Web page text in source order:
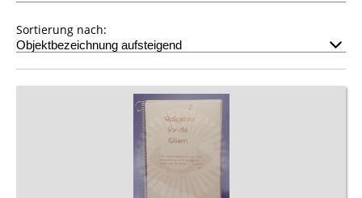
Sortierung nach: